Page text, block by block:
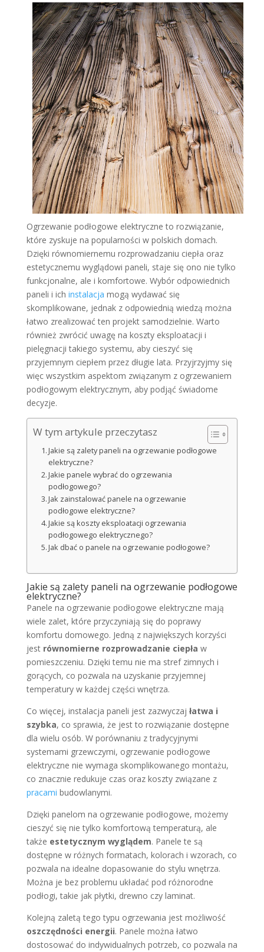
Ogrzewanie podłogowe elektryczne to rozwiązanie,
które zyskuje na popularności w polskich domach.
Dzięki równomiernemu rozprowadzaniu ciepła oraz
estetycznemu wyglądowi paneli, staje się ono nie tylko
funkcjonalne, ale i komfortowe. Wybór odpowiednich
paneli i ich instalacja mogą wydawać się
skomplikowane, jednak z odpowiednią wiedzą można
łatwo zrealizować ten projekt samodzielnie. Warto
również zwrócić uwagę na koszty eksploatacji i
pielęgnacji takiego systemu, aby cieszyć się
przyjemnym ciepłem przez długie lata. Przyjrzyjmy się
więc wszystkim aspektom związanym z ogrzewaniem
podłogowym elektrycznym, aby podjąć świadome
decyzje.
W tym artykule przeczytasz
Jakie są zalety paneli na ogrzewanie podłogowe
elektryczne?
Jakie panele wybrać do ogrzewania
podłogowego?
Jak zainstalować panele na ogrzewanie
podłogowe elektryczne?
Jakie są koszty eksploatacji ogrzewania
podłogowego elektrycznego?
Jak dbać o panele na ogrzewanie podłogowe?
Jakie są zalety paneli na ogrzewanie podłogowe
elektryczne?
Panele na ogrzewanie podłogowe elektryczne mają
wiele zalet, które przyczyniają się do poprawy
komfortu domowego. Jedną z największych korzyści
jest równomierne rozprowadzanie ciepła w
pomieszczeniu. Dzięki temu nie ma stref zimnych i
gorących, co pozwala na uzyskanie przyjemnej
temperatury w każdej części wnętrza.
Co więcej, instalacja paneli jest zazwyczaj łatwa i
szybka, co sprawia, że jest to rozwiązanie dostępne
dla wielu osób. W porównaniu z tradycyjnymi
systemami grzewczymi, ogrzewanie podłogowe
elektryczne nie wymaga skomplikowanego montażu,
co znacznie redukuje czas oraz koszty związane z
pracami budowlanymi.
Dzięki panelom na ogrzewanie podłogowe, możemy
cieszyć się nie tylko komfortową temperaturą, ale
także estetycznym wyglądem. Panele te są
dostępne w różnych formatach, kolorach i wzorach, co
pozwala na idealne dopasowanie do stylu wnętrza.
Można je bez problemu układać pod różnorodne
podłogi, takie jak płytki, drewno czy laminat.
Kolejną zaletą tego typu ogrzewania jest możliwość
oszczędności energii. Panele można łatwo
dostosować do indywidualnych potrzeb, co pozwala na